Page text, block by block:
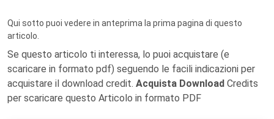
Qui sotto puoi vedere in anteprima la prima pagina di questo
articolo.
Se questo articolo ti interessa, lo puoi acquistare (e
scaricare in formato pdf) seguendo le facili indicazioni per
acquistare il download credit. Acquista Download Credits
per scaricare questo Articolo in formato PDF